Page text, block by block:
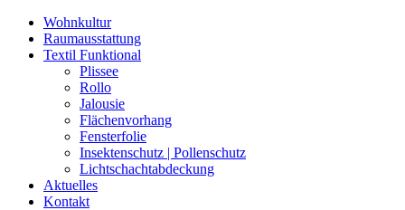
Wohnkultur
Raumausstattung
Textil Funktional
Plissee
Rollo
Jalousie
Flächenvorhang
Fensterfolie
Insektenschutz | Pollenschutz
Lichtschachtabdeckung
Aktuelles
Kontakt